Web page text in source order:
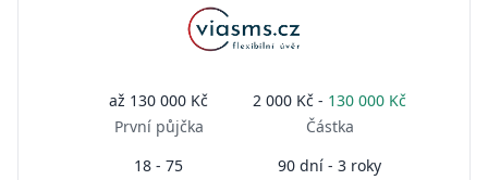
až 130 000 Kč
První půjčka
2 000 Kč - 130 000 Kč
Částka
18 - 75
90 dní - 3 roky